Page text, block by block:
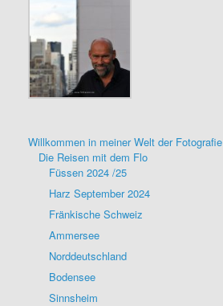
Willkommen in meiner Welt der Fotografie
Die Reisen mit dem Flo
Füssen 2024 /25
Harz September 2024
Fränkische Schweiz
Ammersee
Norddeutschland
Bodensee
Sinnsheim